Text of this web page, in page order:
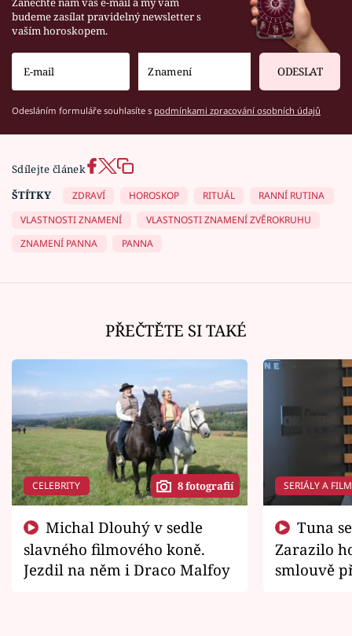
budeme zasílat pravidelný newsletter s
vaším horoskopem.
ODESLAT
Odesláním formuláře souhlasíte s podmínkami zpracování osobních údajů
Sdílejte článek
ŠTÍTKY
ZDRAVÍ HOROSKOP RITUÁL
RANNÍ RUTINA
VLASTNOSTI ZNAMENÍ
VLASTNOSTI ZNAMENÍ ZVĚROKRUHU
ZNAMENÍ PANNA
PANNA
PŘEČTĚTE SI TAKÉ
CELEBRITY 8 fotografií
slavného filmového koně.
Jezdil na něm i Draco Malfoy
SERIÁLY A
Zarazilo
smlouvě